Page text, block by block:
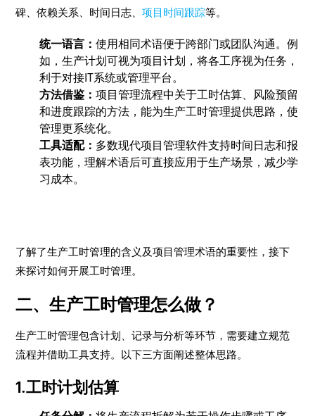
碑、依赖关系、时间日志、项目时间跟踪等。
统一语言：使用相同术语便于跨部门或团队沟通。例
如，生产计划可视为项目计划，将各工序视为任务，
利于对接IT系统或管理平台。
方法借鉴：项目管理流程中关于工时估算、风险预留
和进度跟踪的方法，能为生产工时管理提供思路，使
管理更系统化。
工具适配： 多数现代项目管理软件支持时间日志和报
表功能，理解术语后可直接应用于生产场景，减少学
习成本。
了解了生产工时管理的含义及项目管理术语的重要性，接下
来探讨如何开展工时管理。
二、生产工时管理怎么做？
生产工时管理包含计划、记录与分析等环节，需要建立规范
流程并借助工具支持。以下三方面阐述整体思路。
1.工时计划估算